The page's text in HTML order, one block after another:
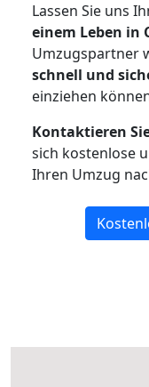
Lassen Sie uns
einem Leben in
Umzugspartner
schnell und
einziehen
Kontaktieren
sich kostenlose
Ihren Umzug